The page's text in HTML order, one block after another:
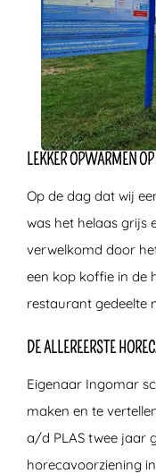
LEKKER OPWARMEN
Op de dag dat wij
was het helaas grijs
verwelkomd door
een kop koffie in de
restaurant gedeelte
DE ALLEREERSTE
Eigenaar Ingomar
maken en te
a/d PLAS twee jaar
horecavoorziening